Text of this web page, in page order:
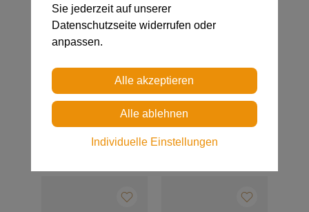
AMPOULE BAT'INOX
10 Stk.
€ 240,00
Sie jederzeit auf unserer
Datenschutzseite widerrufen oder
anpassen.
Individuelle Einstellungen